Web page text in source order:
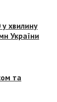
хвилину
України
та